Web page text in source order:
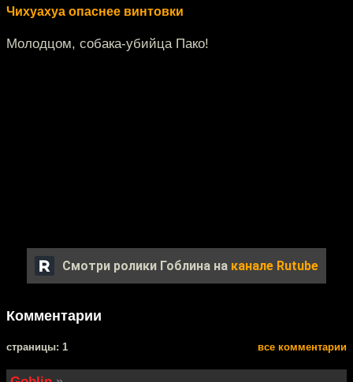
Чихуахуа опаснее винтовки
Молодцом, собака-убийца Пако!
Смотри ролики Гоблина на канале Rutube
Комментарии
cтраницы: 1 все комментарии